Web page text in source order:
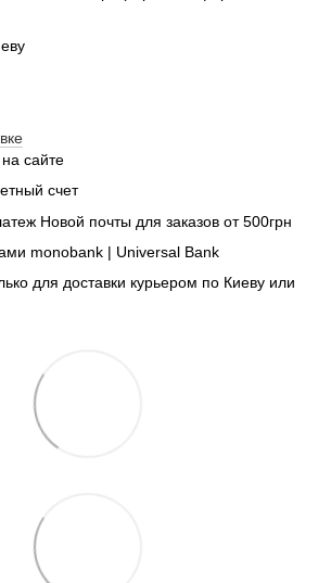
сайте
счет
Новой почты для заказов от 500грн
monobank | Universal Bank
для доставки курьером по Киеву или